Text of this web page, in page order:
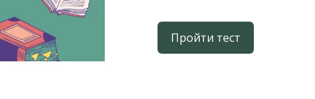
Пройти тест